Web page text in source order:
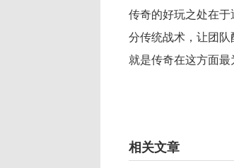
传奇的好玩之处在
分传统战术，让团
就是传奇在这方面最
相关文章